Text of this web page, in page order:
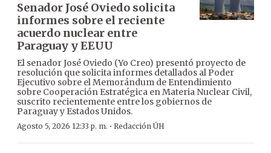
Senador José Oviedo solicita
informes sobre el reciente
acuerdo nuclear entre
Paraguay y EEUU
El senador José Oviedo (Yo Creo) presentó proyecto de
resolución que solicita informes detallados al Poder
Ejecutivo sobre el Memorándum de Entendimiento
sobre Cooperación Estratégica en Materia Nuclear Civil,
suscrito recientemente entre los gobiernos de
Paraguay y Estados Unidos.
Agosto 5, 2026 12:33 p. m. · Redacción ÚH